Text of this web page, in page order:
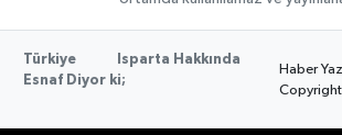
Türkiye
Isparta Hakkında
Esnaf Diyor ki;
Haber